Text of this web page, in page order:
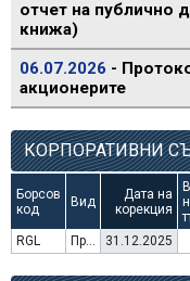
отчет на публично
книжа)
06.07.2026 -
акционерите
КОРПОРАТИВНИ
Борсов
код
Вид
Дата на
корекция
RGL Преминаване към търговия в Евро 31.12.2025